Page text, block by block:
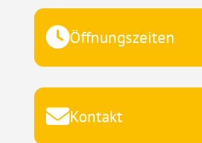
Öffnungszeiten
Kontakt